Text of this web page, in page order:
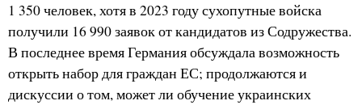
1 350 человек, хотя в 2023 году сухопутные войска
получили 16 990 заявок от кандидатов из Содружества.
В последнее время Германия обсуждала возможность
открыть набор для граждан ЕС; продолжаются и
дискуссии о том, может ли обучение украинских